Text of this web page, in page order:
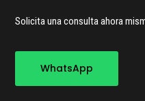
Solicita una consulta ahora
WhatsApp